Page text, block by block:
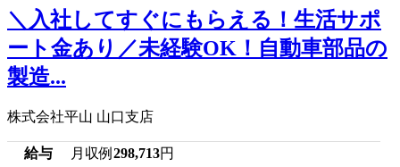
＼入社してすぐにもらえる！生活サポ
ート金あり／未経験OK！自動車部品の
製造...
株式会社平山 山口支店
給与 月収例 298,713円